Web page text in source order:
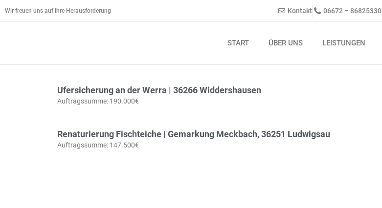
Wir freuen uns auf Ihre Herausforderung Kontakt 06672 – 86825330
START ÜBER UNS LEISTUNGEN
Ufersicherung an der Werra | 36266 Widdershausen
Auftragssumme: 190.000€
Renaturierung Fischteiche | Gemarkung Meckbach, 36251 Ludwigsau
Auftragssumme: 147.500€